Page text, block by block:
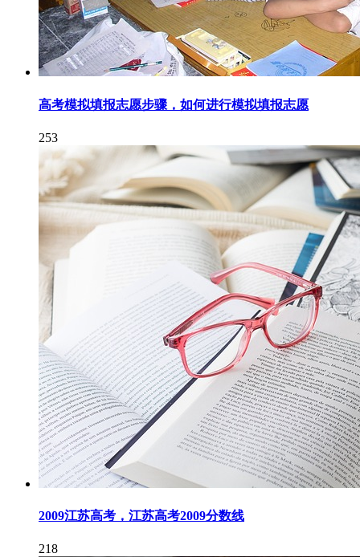
高考模拟填报志愿步骤，如何进行模拟填报志愿
253
2009江苏高考，江苏高考2009分数线
218